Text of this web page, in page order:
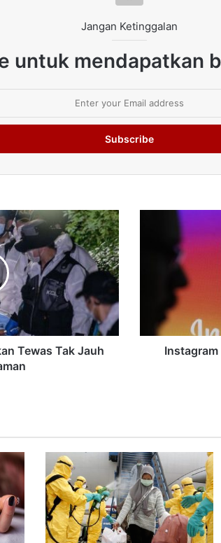
Jangan Ketinggalan
untuk mendapatkan
Tewas Tak Jauh